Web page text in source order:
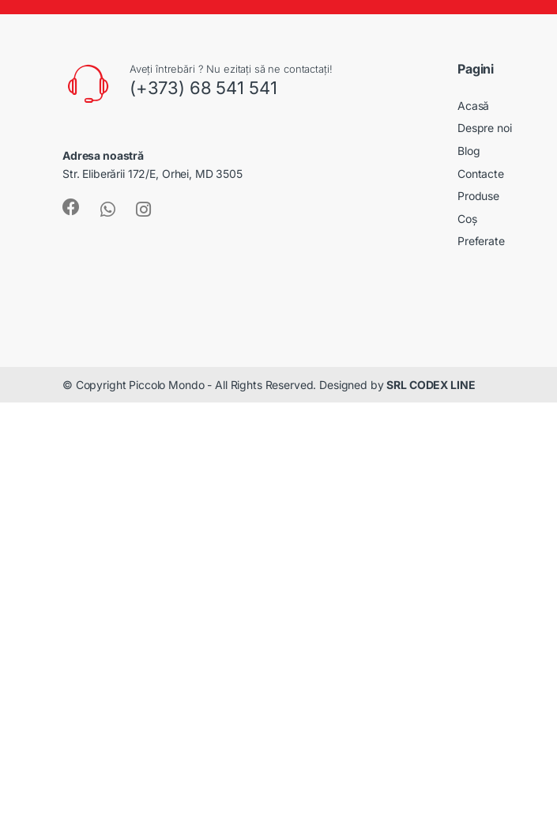
Aveți întrebări ? Nu ezitați să ne contactați!
(+373) 68 541 541
Adresa noastră
Str. Eliberării 172/E, Orhei, MD 3505
Pagini
Acasă
Despre noi
Blog
Contacte
Produse
Coș
Preferate
© Copyright Piccolo Mondo - All Rights Reserved. Designed bySRL CODEX LINE